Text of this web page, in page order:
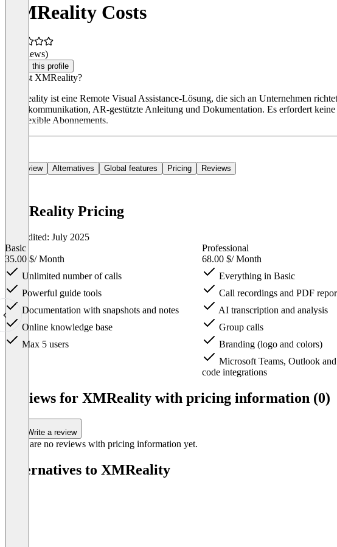
XMReality Costs
(0 reviews)
Claim this profile
Was ist XMReality?
XMReality ist eine Remote Visual Assistance-Lösung, die sich an Unternehmen
Videokommunikation, AR-gestützte Anleitung und Dokumentation. Es erfordert
und flexible Abonnements.
Overview Alternatives Global features Pricing Reviews
XMReality Pricing
Last edited: July 2025
Basic
35.00 $/ Month
Unlimited number of calls
Powerful guide tools
Documentation with snapshots and notes
Online knowledge base
Max 5 users
Professional
68.00 $/ Month
Everything in Basic
Call recordings and PDF
AI transcription and analysis
Group calls
Branding (logo and colors)
Microsoft Teams, Outlook
code integrations
Reviews for XMReality with pricing information (0)
Write a review
There are no reviews with pricing information yet.
Alternatives to XMReality